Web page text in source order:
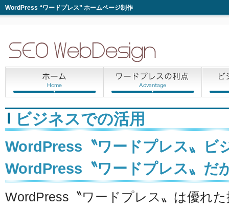
WordPress “ワードプレス” ホームページ制作
ビジネスでの活用
WordPress〝ワードプレス〟ビ
WordPress〝ワードプレス〟だ
WordPress〝ワードプレス〟は優れ